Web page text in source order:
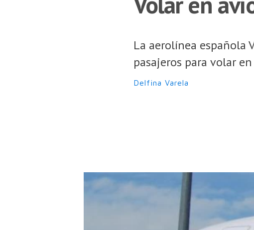
La aerolínea española
pasajeros para volar
Delfina Varela